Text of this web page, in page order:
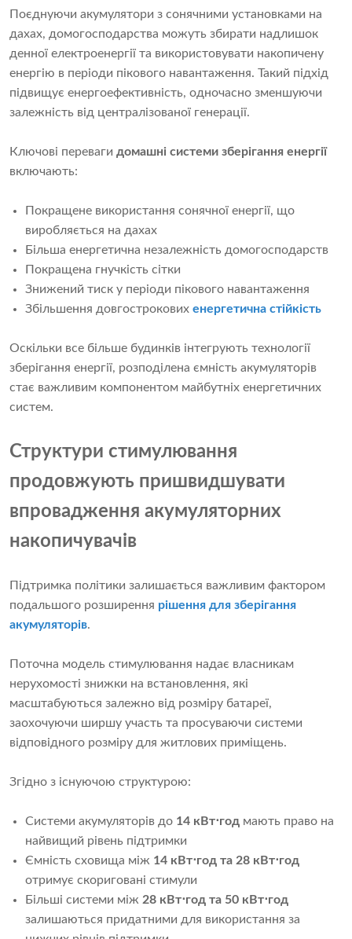
Поєднуючи акумулятори з сонячними установками на
дахах, домогосподарства можуть збирати надлишок
денної електроенергії та використовувати накопичену
енергію в періоди пікового навантаження. Такий підхід
підвищує енергоефективність, одночасно зменшуючи
залежність від централізованої генерації.
Ключові переваги домашні системи зберігання енергії
включають:
Покращене використання сонячної енергії, що
виробляється на дахах
Більша енергетична незалежність домогосподарств
Покращена гнучкість сітки
Знижений тиск у періоди пікового навантаження
Збільшення довгострокових енергетична стійкість
Оскільки все більше будинків інтегрують технології
зберігання енергії, розподілена ємність акумуляторів
стає важливим компонентом майбутніх енергетичних
систем.
Структури стимулювання
продовжують пришвидшувати
впровадження акумуляторних
накопичувачів
Підтримка політики залишається важливим фактором
подальшого розширення рішення для зберігання
акумуляторів.
Поточна модель стимулювання надає власникам
нерухомості знижки на встановлення, які
масштабуються залежно від розміру батареї,
заохочуючи ширшу участь та просуваючи системи
відповідного розміру для житлових приміщень.
Згідно з існуючою структурою:
Системи акумуляторів до 14 кВт⋅год мають право на
найвищий рівень підтримки
Ємність сховища між 14 кВт⋅год та 28 кВт⋅год
отримує скориговані стимули
Більші системи між 28 кВт⋅год та 50 кВт⋅год
залишаються придатними для використання за